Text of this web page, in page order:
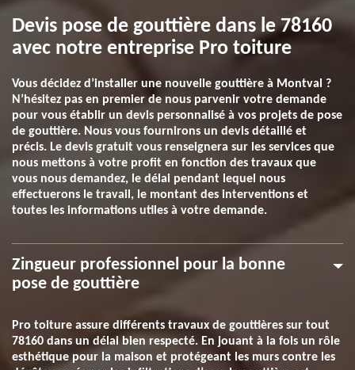
Devis pose de gouttière dans le 78160
avec notre entreprise Pro toiture
Vous décidez d’installer une nouvelle gouttière à Montval ?
N’hésitez pas en premier de nous parvenir votre demande
pour vous établir un devis personnalisé à vos projets de pose
de gouttière. Nous vous fournirons un devis détaillé et
précis. Le devis gratuit vous renseignera sur les services que
nous mettons à votre profit en fonction des travaux que
vous nous demandez, le délai pendant lequel nous
effectuerons le travail, le montant des interventions et
toutes les informations utiles à votre demande.
Zingueur professionnel pour la bonne
pose de gouttière
Pro toiture assure différents travaux de gouttières sur tout
78160 dans un délai bien respecté. En jouant à la fois un rôle
esthétique pour la maison et protégeant les murs contre les